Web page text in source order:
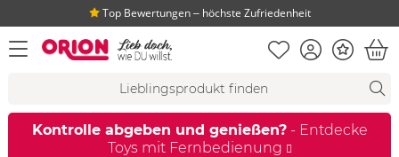
Top Bewertungen ‒ höchste Zufriedenheit
Menü öffnen Merkliste
KontoBonus
Kontrolle abgeben und genießen?- Entdecke
Toys mit Fernbedienung